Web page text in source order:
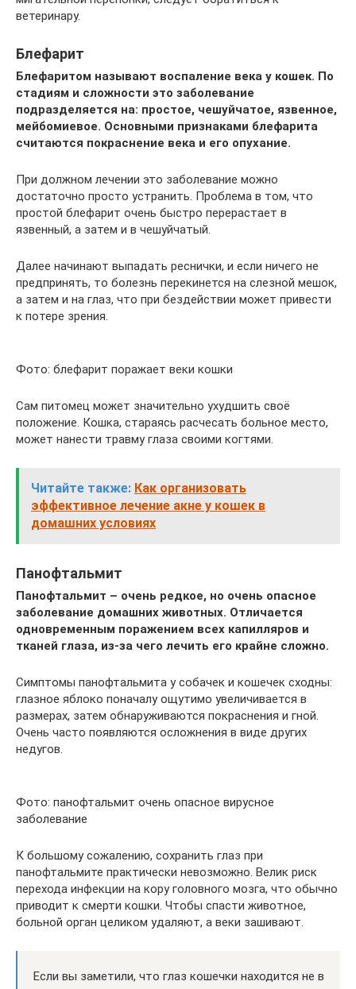
ветеринару.
Блефарит
Блефаритом называют воспаление века у кошек. По
стадиям и сложности это заболевание
подразделяется на: простое, чешуйчатое, язвенное,
мейбомиевое. Основными признаками блефарита
считаются покраснение века и его опухание.
При должном лечении это заболевание можно
достаточно просто устранить. Проблема в том, что
простой блефарит очень быстро перерастает в
язвенный, а затем и в чешуйчатый.
Далее начинают выпадать реснички, и если ничего не
предпринять, то болезнь перекинется на слезной мешок,
а затем и на глаз, что при бездействии может привести
к потере зрения.
Фото: блефарит поражает веки кошки
Сам питомец может значительно ухудшить своё
положение. Кошка, стараясь расчесать больное место,
может нанести травму глаза своими когтями.
Читайте также: Как организовать
эффективное лечение акне у кошек в
домашних условиях
Панофтальмит
Панофтальмит – очень редкое, но очень опасное
заболевание домашних животных. Отличается
одновременным поражением всех капилляров и
тканей глаза, из-за чего лечить его крайне сложно.
Симптомы панофтальмита у собачек и кошечек сходны:
глазное яблоко поначалу ощутимо увеличивается в
размерах, затем обнаруживаются покраснения и гной.
Очень часто появляются осложнения в виде других
недугов.
Фото: панофтальмит очень опасное вирусное
заболевание
К большому сожалению, сохранить глаз при
панофтальмите практически невозможно. Велик риск
перехода инфекции на кору головного мозга, что обычно
приводит к смерти кошки. Чтобы спасти животное,
больной орган целиком удаляют, а веки зашивают.
Если вы заметили, что глаз кошечки находится не в